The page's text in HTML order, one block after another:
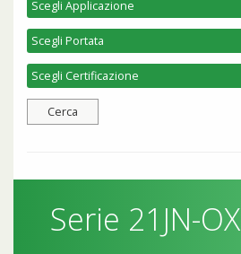
Serie 21JN-OX